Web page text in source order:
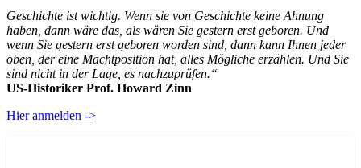
Geschichte ist wichtig. Wenn sie von Geschichte keine Ahnung
haben, dann wäre das, als wären Sie gestern erst geboren. Und
wenn Sie gestern erst geboren worden sind, dann kann Ihnen jeder
oben, der eine Machtposition hat, alles Mögliche erzählen. Und Sie
sind nicht in der Lage, es nachzuprüfen.“
US-Historiker Prof. Howard Zinn
Hier anmelden ->